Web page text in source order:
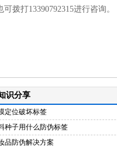
拨打13390792315进行咨询。
识分享
定位破坏标签
种子用什么防伪标签
品防伪解决方案